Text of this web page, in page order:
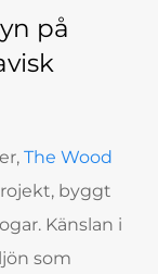
på
The Wood
byggt
Känslan i
som